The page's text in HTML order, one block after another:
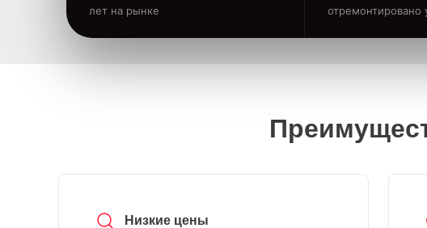
лет на рынке отремонтировано
Низкие цены